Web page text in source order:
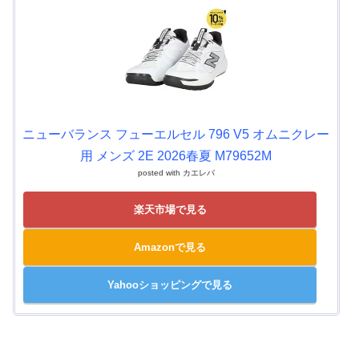
ニューバランス フューエルセル 796 V5 オムニクレー
用 メンズ 2E 2026春夏 M79652M
posted with カエレバ
楽天市場で見る
Amazonで見る
Yahooショッピングで見る